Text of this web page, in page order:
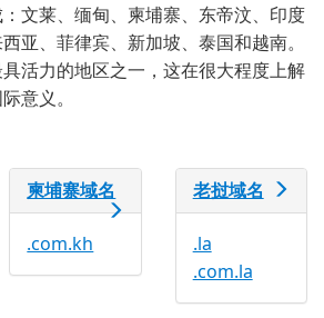
文莱、缅甸、柬埔寨、东帝汶、印度
亚、菲律宾、新加坡、泰国和越南。
活力的地区之一，这在很大程度上解
意义。
柬埔寨域名
.com.kh
老挝域名
.la
.com.la